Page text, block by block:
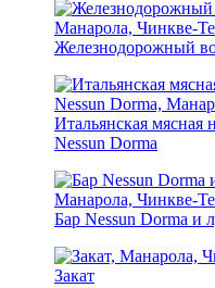
Железнодорожный
Итальянская мясная
Nessun Dorma
Бар Nessun Dorma и
Закат